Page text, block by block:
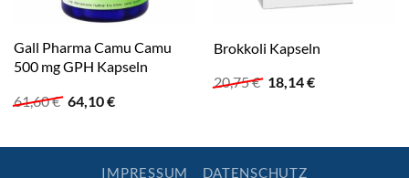
Gall Pharma Camu Camu
500 mg GPH Kapseln
61,60€ Ursprünglicher
Preis
61,60 €
64,10€Aktueller
64,10 €.
Brokkoli Kapseln
20,75€ Ursprünglicher
18,14€Aktueller
IMPRESSUM DATENSCHUTZ